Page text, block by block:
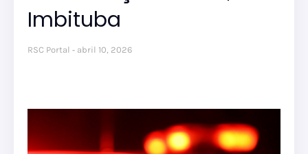
Imbituba
RSC Portal abril 10, 2026